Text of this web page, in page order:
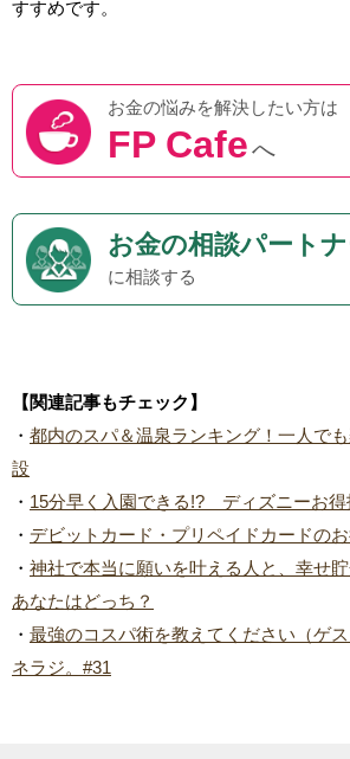
すすめです。
お金の悩みを解決したい方は
FP Cafeへ
お金の相談パート
に相談する
【関連記事もチェック】
・ 都内のスパ＆温泉ランキング！一人で
設
・ 15分早く入園できる!? ディズニーお得
・ デビットカード・プリペイドカードの
・ 神社で本当に願いを叶える人と、幸せ貯
あなたはどっち？
・ 最強のコスパ術を教えてください（ゲ
ネラジ。#31